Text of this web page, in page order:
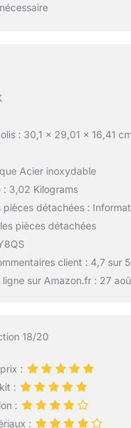
: 30,1 x 29,01 x 16,41
Acier inoxydable
: 3,02 Kilograms
pièces détachées :
pièces détachées
client : 4,7 sur
ligne sur Amazon.fr : 27
18/20
:
:
:
: